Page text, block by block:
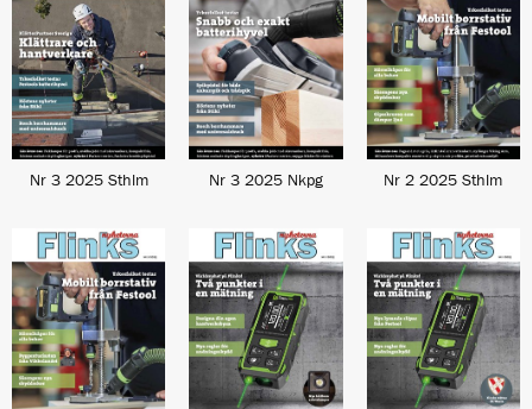
Nr 3 2025 Sthlm Nr 3 2025 Nkpg Nr 2 2025 Sthlm